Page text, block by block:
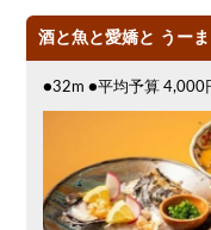
酒と魚と愛嬌と うーま
●32m ●平均予算 4,000